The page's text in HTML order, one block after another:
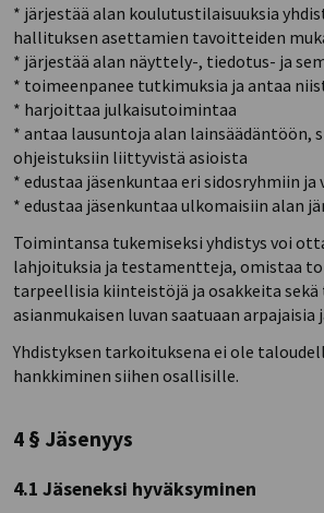
* järjestää alan koulutustilaisuuksia
hallituksen asettamien tavoitteiden
* järjestää alan näyttely-, tiedotus- ja
* toimeenpanee tutkimuksia ja antaa
* harjoittaa julkaisutoimintaa
* antaa lausuntoja alan lainsäädäntöön,
ohjeistuksiin liittyvistä asioista
* edustaa jäsenkuntaa eri sidosryhmiin ja
* edustaa jäsenkuntaa ulkomaisiin alan
Toimintansa tukemiseksi yhdistys voi
lahjoituksia ja testamentteja, omistaa
tarpeellisia kiinteistöjä ja osakkeita
asianmukaisen luvan saatuaan arpajaisia
Yhdistyksen tarkoituksena ei ole
hankkiminen siihen osallisille.
4 § Jäsenyys
4.1 Jäseneksi hyväksyminen